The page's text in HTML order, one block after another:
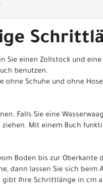
Sie einen Zollstock und
benutzen.
ohne Schuhe und ohne
Falls Sie eine
Mit einem Buch
Boden bis zur Oberkante
dann lassen Sie sich beim
Ihre Schrittlänge in cm